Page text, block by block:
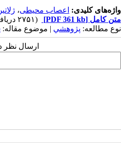
واژه‌های کلیدی: اعصاب محیطی،
متن کامل [PDF 361 kb]
(۲۷۵۱ دریافت)
نوع مطالعه: پژوهشي | موضوع مقاله:
ارسال نظر